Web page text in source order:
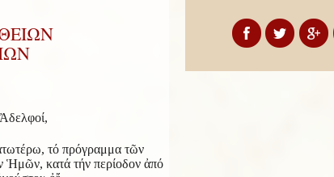
τό πρόγραμμα τῶν
Ἡμῶν, κατά τήν περίοδον ἀπό